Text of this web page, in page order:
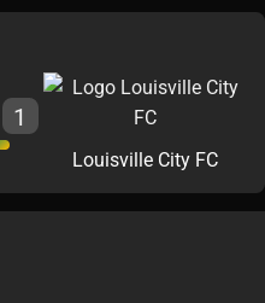
1
Louisville City FC